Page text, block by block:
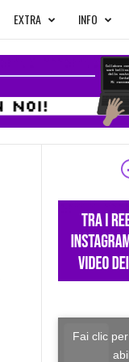
EXTRA INFO
Fai clic